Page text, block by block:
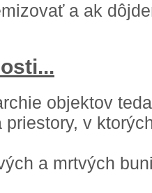
a ak
objektov
v
a mrtvých